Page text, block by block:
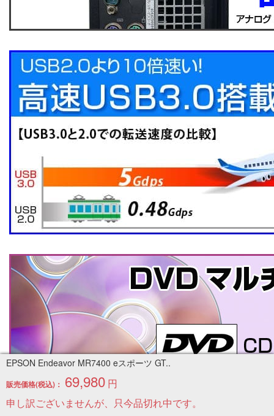
EPSON Endeavor MR7400 eスポーツ GT..
販売価格(税込)： 69,980 円
申し訳ございませんが、只今品切れ中です。